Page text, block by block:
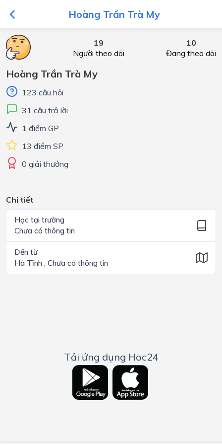
Hoàng Trần Trà My
19
Người theo dõi
10
Đang theo dõi
Hoàng Trần Trà My
123 câu hỏi
31 câu trả lời
1 điểm GP
13 điểm SP
0 giải thưởng
Chi tiết
Học tại trường
Chưa có thông tin
Đến từ
Hà Tĩnh , Chưa có thông tin
Tải ứng dụng Hoc24